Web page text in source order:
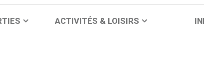
ACTIVITÉS & LOISIRS